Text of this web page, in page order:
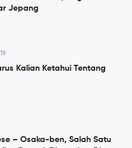
Jepang
Kalian Ketahui Tentang
– Osaka-ben, Salah Satu